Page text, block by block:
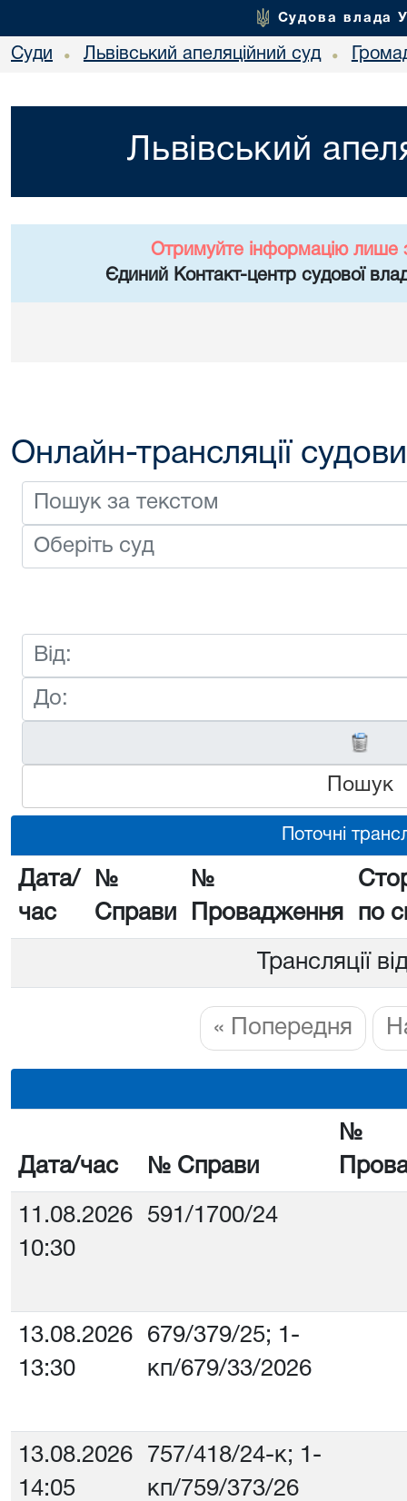
Судова влада
Суди • Львівський апеляційний суд •
Львівський
Отримуйте інформацію лише
Єдиний Контакт-центр судової
Онлайн-трансляції
Пошук
Поточні
Дата/
час
№
Справи
№
Провадження
по
Трансляції
« Попередня
Дата/час № Справи
№
11.08.2026
10:30
591/1700/24
13.08.2026
13:30
679/379/25; 1-
кп/679/33/2026
13.08.2026
14:05
757/418/24-к; 1-
кп/759/373/26